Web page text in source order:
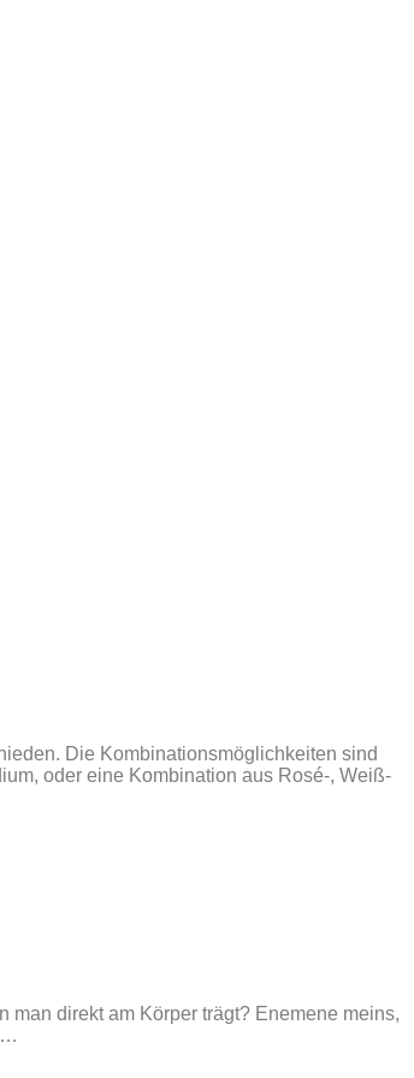
Die Kombinationsmöglichkeiten sind
oder eine Kombination aus Rosé-, Weiß-
direkt am Körper trägt? Enemene meins,